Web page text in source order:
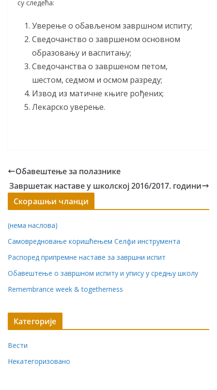
су следећа:
Уверење о обављеном завршном испиту;
Сведочанство о завршеном основном
образовању и васпитању;
Сведочанства о завршеном петом,
шестом, седмом и осмом разреду;
Извод из матичне књиге рођених;
Лекарско уверење.
Обавештење за полазнике
Завршетак наставе у школској 2016/2017. години
Скорашњи чланци
(нема наслова)
Самовредновање коришћењем Селфи инструмента
Распоред припремне наставе за завршни испит
Обавештење о завршном испиту и упису у средњу школу
Remembrance week & togetherness
Категорије
Вести
Некатегоризовано